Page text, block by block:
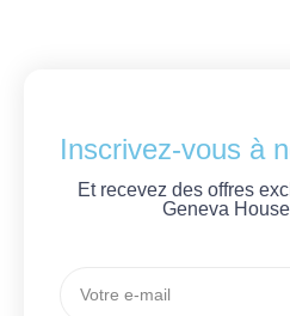
Inscrivez-vous à
Et recevez des offres
Geneva